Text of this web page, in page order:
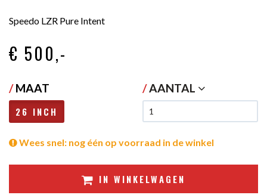
Speedo LZR Pure Intent
€ 500,-
/MAAT
26 INCH
/AANTAL
Wees snel: nog één op voorraad in de winkel
IN WINKELWAGEN